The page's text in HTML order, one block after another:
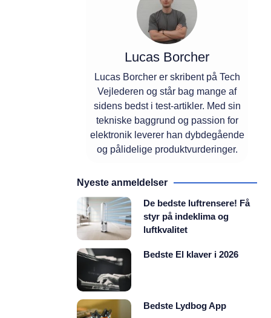
Lucas Borcher
Lucas Borcher er skribent på Tech
Vejlederen og står bag mange af
sidens bedst i test-artikler. Med sin
tekniske baggrund og passion for
elektronik leverer han dybdegående
og pålidelige produktvurderinger.
Nyeste anmeldelser
De bedste luftrensere! Få
styr på indeklima og
luftkvalitet
Bedste El klaver i 2026
Bedste Lydbog App